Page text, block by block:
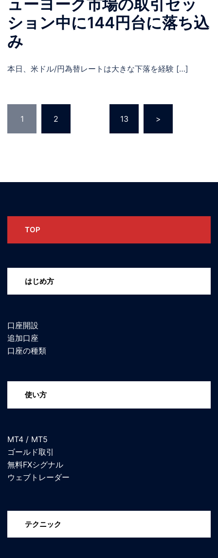
ューヨーク市場の取引セッ
ション中に144円台に落ち込
み
本日、米ドル/円為替レートは大きな下落を経験 […]
ナ
ー
ン
1 2 13 >
TOP
はじめ方
口座開設
追加口座
口座の種類
使い方
MT4 / MT5
ゴールド取引
無料FXシグナル
ウェブトレーダー
テクニック